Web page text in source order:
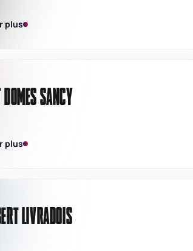
plus
DOMES SANCY
plus
LIVRADOIS